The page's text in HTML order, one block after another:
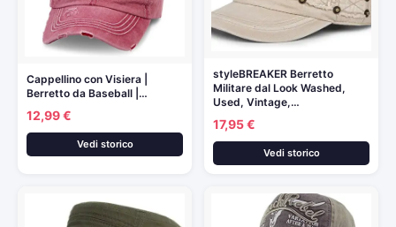
Cappellino con Visiera |
Berretto da Baseball |…
12,99 €
Vedi storico
styleBREAKER Berretto
Militare dal Look Washed,
Used, Vintage,…
17,95 €
Vedi storico